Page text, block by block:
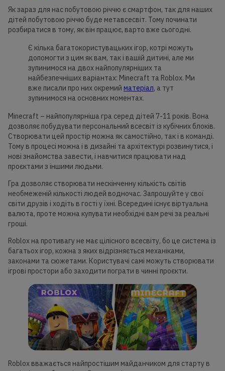
Як зараз для нас побутовою річчю є смартфон, так для наших
дітей побутовою річчю буде метавсесвіт. Тому починати
розбиратися в тому, як він працює, варто вже сьогодні.
Є кілька багатокористувацьких ігор, котрі можуть
допомогти з цим як вам, так і вашій дитині, але ми
зупинимося на двох найпопулярніших та
найбезпечніших варіантах: Minecraft та Roblox. Ми
вже писали про них окремий матеріал, а тут
зупинимося на основних моментах.
Minecraft – найпопулярніша гра серед дітей 7-11 років. Вона
дозволяє побудувати персональний всесвіт із кубічних блоків.
Створювати цей простір можна як самостійно, так і в команді.
Тому в процесі можна і в дизайні та архітектурі розвинутися, і
нові знайомства завести, і навчитися працювати над
проєктами з іншими людьми.
Гра дозволяє створювати нескінченну кількість світів
необмеженій кількості людей водночас. Запрошуйте у свої
світи друзів і ходіть в гості у їхні. Всередині існує віртуальна
валюта, проте можна купувати необхідні вам речі за реальні
гроші.
Roblox на противагу не має цілісного всесвіту, бо це система із
багатьох ігор, кожна з яких відрізняється механіками,
законами та сюжетами. Користувачі самі можуть створювати
ігрові простори або заходити пограти в чинні проєкти.
Roblox вважається найпростішим майданчиком для старту в